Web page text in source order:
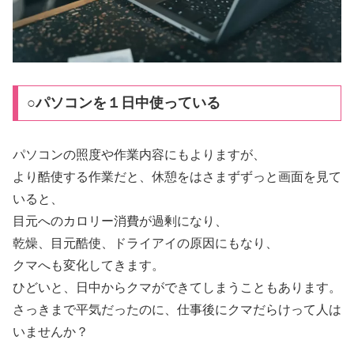
○パソコンを１日中使っている
パソコンの照度や作業内容にもよりますが、
より酷使する作業だと、休憩をはさまずずっと画面を見て
いると、
目元へのカロリー消費が過剰になり、
乾燥、目元酷使、ドライアイの原因にもなり、
クマへも変化してきます。
ひどいと、日中からクマができてしまうこともあります。
さっきまで平気だったのに、仕事後にクマだらけって人は
いませんか？